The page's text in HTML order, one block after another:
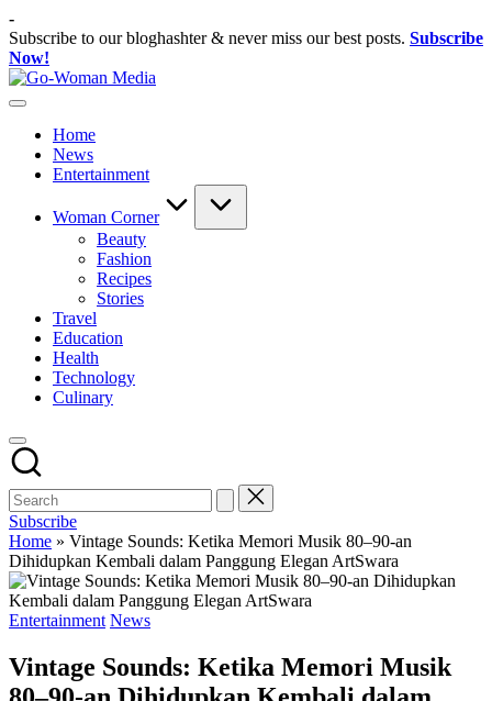
Skip
to
content
-
Subscribe to our bloghashter & never miss our best posts. Subscribe
Now!
Portal
Untuk
Wanita
Indonesia
Home
News
Entertainment
Woman Corner
Beauty
Fashion
Recipes
Stories
Travel
Education
Health
Technology
Culinary
Subscribe
Home » Vintage Sounds: Ketika Memori Musik 80–90-an
Dihidupkan Kembali dalam Panggung Elegan ArtSwara
Posted
Entertainment News
Vintage Sounds: Ketika Memori Musik